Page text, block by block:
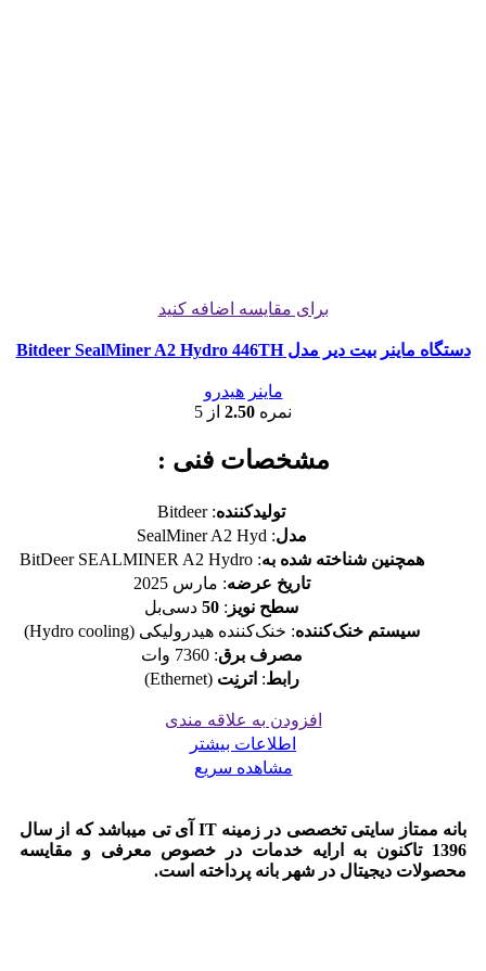
برای مقایسه اضافه کنید
دستگاه ماینر بیت دیر مدل Bitdeer SealMiner A2 Hydro 446TH
ماینر هیدرو
نمره 2.50 از 5
مشخصات فنی :
تولیدکننده: Bitdeer
مدل: SealMiner A2 Hyd
همچنین شناخته شده به: BitDeer SEALMINER A2 Hydro
تاریخ عرضه: مارس 2025
سطح نویز :
50 دسی‌بل
سیستم خنک‌کننده: خنک‌کننده هیدرولیکی (Hydro cooling)
مصرف برق: 7360 وات
رابط: اترنِت(Ethernet)
افزودن به علاقه مندی
اطلاعات بیشتر
مشاهده سریع
بانه ممتاز سایتی تخصصی در زمینه IT آی تی میباشد که از سال
1396 تاکنون به ارایه خدمات در خصوص معرفی و مقایسه
محصولات دیجیتال در شهر بانه پرداخته است.